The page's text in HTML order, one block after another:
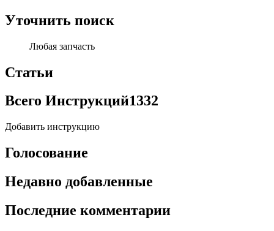
Уточнить поиск
Любая запчасть
Статьи
Всего Инструкций1332
Добавить инструкцию
Голосование
Недавно добавленные
Последние комментарии